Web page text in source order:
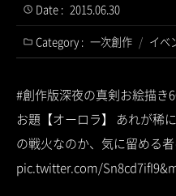
Date : 2015.06.30
Category : 一次創作 / イベ
#創作版深夜の真剣お絵描き
お題【オーロラ】 あれが稀
の戦火なのか、気に留める者
pic.twitter.com/